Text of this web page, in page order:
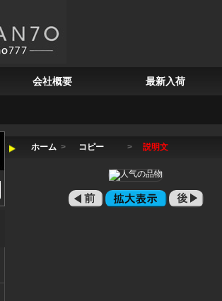
会社概要 最新入荷
ホーム > コピー > 説明文